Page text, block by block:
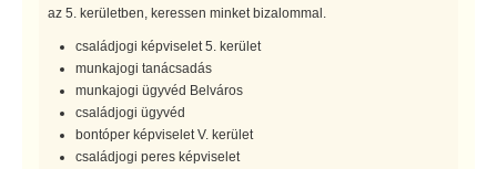
az 5. kerületben, keressen minket bizalommal.
családjogi képviselet 5. kerület
munkajogi tanácsadás
munkajogi ügyvéd Belváros
családjogi ügyvéd
bontóper képviselet V. kerület
családjogi peres képviselet